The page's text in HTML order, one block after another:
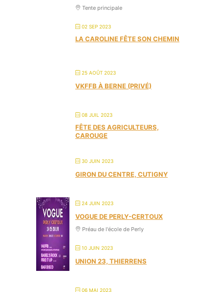
Tente principale
02 SEP 2023
LA CAROLINE FÊTE SON CHEMIN
25 AOÛT 2023
VKFFB À BERNE (PRIVÉ)
08 JUIL 2023
FÊTE DES AGRICULTEURS,
CAROUGE
30 JUIN 2023
GIRON DU CENTRE, CUTIGNY
24 JUIN 2023
VOGUE DE PERLY-CERTOUX
Préau de l'école de Perly
10 JUIN 2023
UNION 23, THIERRENS
06 MAI 2023